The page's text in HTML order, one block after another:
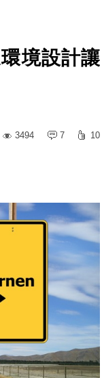
境設計讓
3494
7 10